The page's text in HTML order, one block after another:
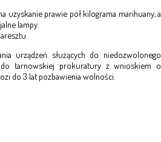
uzyskanie prawie pół kilograma marihuany, a
lampy.
urządzeń służących do niedozwolonego
do tarnowskiej prokuratury z wnioskiem o
do 3 lat pozbawienia wolności.